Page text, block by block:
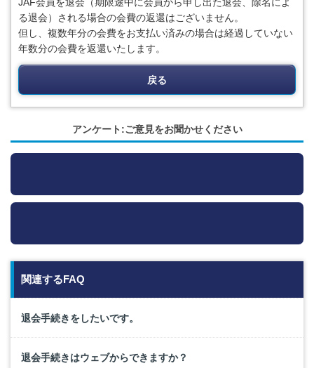
JAF会員を退会（期限途中に会員から申し出た退会、除名によ
る退会）される場合の会費の返還はございません。
但し、複数年分の会費をお支払い済みの場合は経過していない
年数分の会費を返還いたします。
戻る
アンケート:ご意見をお聞かせください
関連するFAQ
退会手続きをしたいです。
退会手続きはウェブからできますか？